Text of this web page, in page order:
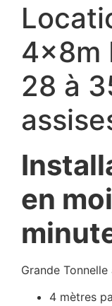
4x8m
28 à
en
Grande
4 mètres